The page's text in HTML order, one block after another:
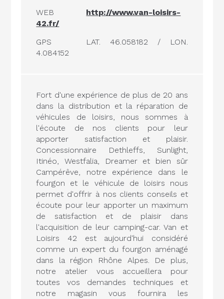
WEB
http://www.van-loisirs-
42.fr/
GPS
LAT. 46.058182 / LON.
4.084152
Fort d'une expérience de plus de 20 ans
dans la distribution et la réparation de
véhicules de loisirs, nous sommes à
l'écoute de nos clients pour leur
apporter satisfaction et plaisir.
Concessionnaire Dethleffs, Sunlight,
Itinéo, Westfalia, Dreamer et bien sûr
Campérêve, notre expérience dans le
fourgon et le véhicule de loisirs nous
permet d'offrir à nos clients conseils et
écoute pour leur apporter un maximum
de satisfaction et de plaisir dans
l'acquisition de leur camping-car. Van et
Loisirs 42 est aujourd'hui considéré
comme un expert du fourgon aménagé
dans la région Rhône Alpes. De plus,
notre atelier vous accueillera pour
toutes vos demandes techniques et
notre magasin vous fournira les